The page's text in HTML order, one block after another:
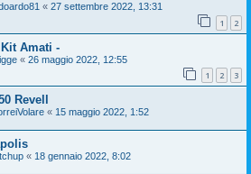
« 27 settembre 2022, 13:31
1 2
Amati -
« 26 maggio 2022, 12:55
1 2 3
Revell
« 15 maggio 2022, 1:52
« 18 gennaio 2022, 8:02